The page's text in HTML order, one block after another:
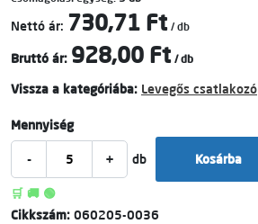
Nettó ár: 730,71 Ft / db
Bruttó ár: 928,00 Ft / db
Vissza a kategóriába: Levegős csatlakozó
Mennyiség
- + db Kosárba
🛒 🚚 🟢
Cikkszám: 060205-0036